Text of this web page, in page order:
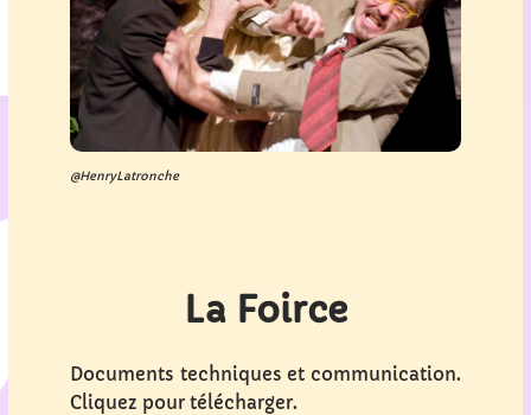
@HenryLatronche
La Foirce
Documents techniques et communication.
Cliquez pour télécharger.